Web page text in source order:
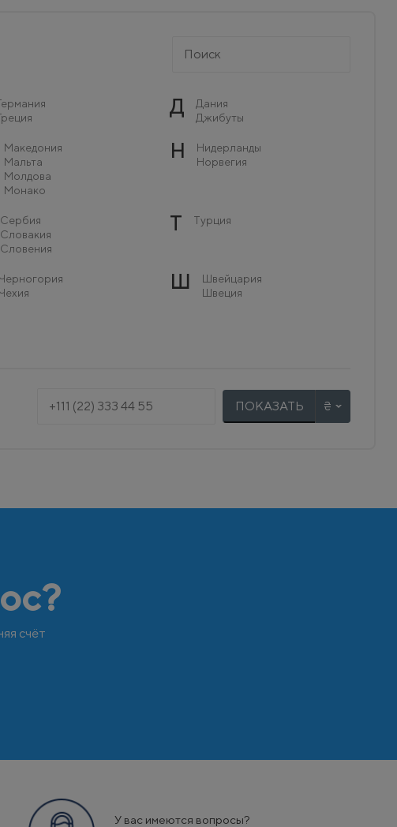
Д
Дания
Джибуты
Македония
Мальта
Молдова
Монако
Н
Нидерланды
Норвегия
Сербия
Словакия
Словения
Т Турция
Черногория
Чехия
Ш
Швейцария
Швеция
ПОКАЗАТЬ
счёт
У вас имеются вопросы?